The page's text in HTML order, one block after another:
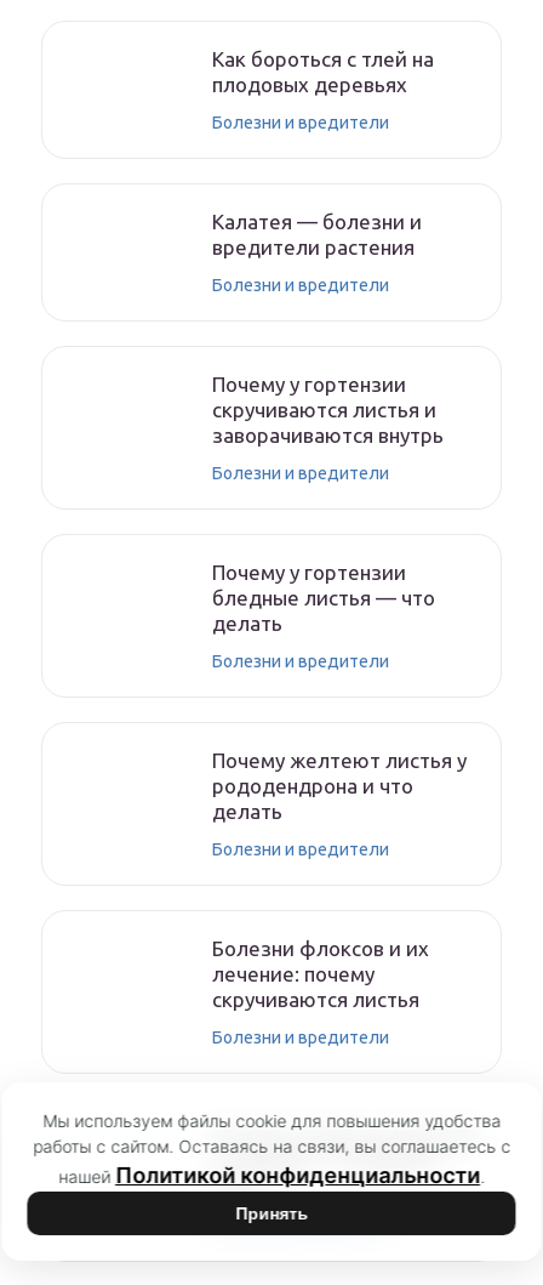
Как бороться с тлей на
плодовых деревьях
Болезни и вредители
Калатея — болезни и
вредители растения
Болезни и вредители
Почему у гортензии
скручиваются листья и
заворачиваются внутрь
Болезни и вредители
Почему у гортензии
бледные листья — что
делать
Болезни и вредители
Почему желтеют листья у
рододендрона и что
делать
Болезни и вредители
Болезни флоксов и их
лечение: почему
скручиваются листья
Болезни и вредители
Болезни герани комнатной
и садовой — лечение и
уход
Болезни и вредители
Мы используем файлы cookie для повышения удобства
работы с сайтом. Оставаясь на связи, вы соглашаетесь с
нашей Политикой конфиденциальности.
Принять